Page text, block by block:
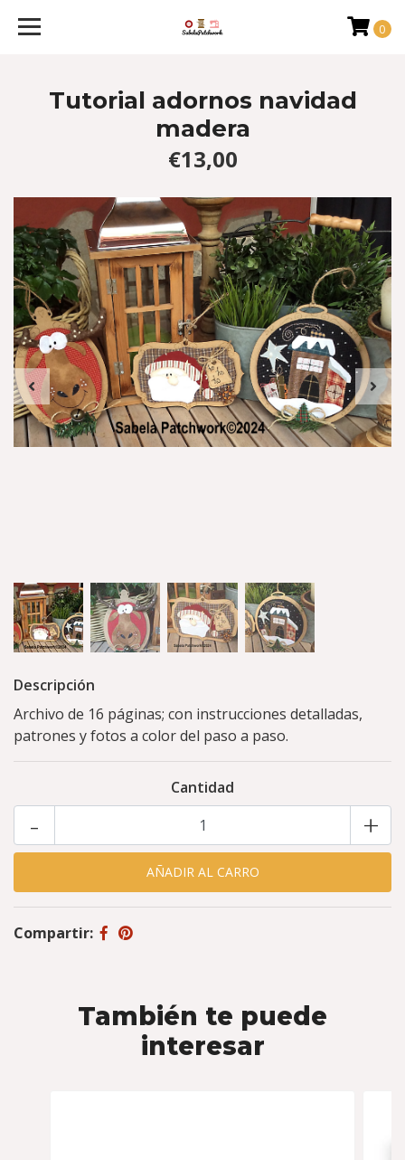
0
Tutorial adornos navidad
madera
€13,00
Descripción
Archivo de 16 páginas; con instrucciones detalladas,
patrones y fotos a color del paso a paso.
Cantidad
+
-
Compartir:
También te puede
interesar